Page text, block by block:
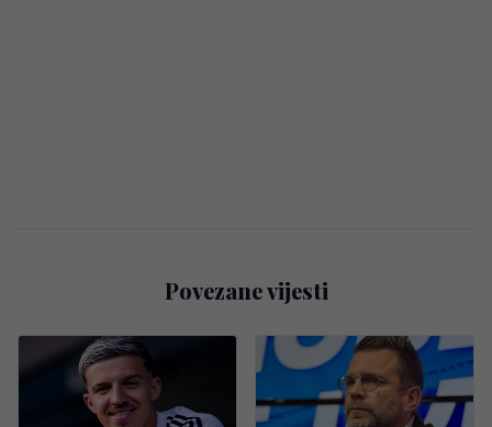
Povezane vijesti